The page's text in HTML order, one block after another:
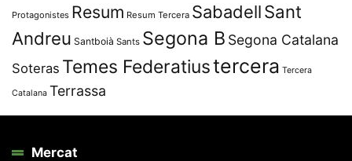
Protagonistes Resum Resum Tercera SabadellSant
Andreu Santboià Sants Segona B Segona Catalana
Soteras Temes Federatiustercera Tercera
Catalana Terrassa
Mercat